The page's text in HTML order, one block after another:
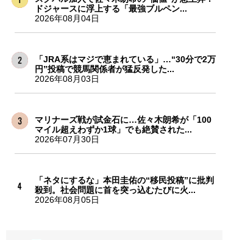
ドジャースに浮上する「最強ブルペン...
2026年08月04日
「JRA系はマジで恵まれている」…“30分で2万
円”投稿で競馬関係者が猛反発した...
2026年08月03日
マリナーズ戦が試金石に…佐々木朗希が「100
マイル超えわずか1球」でも絶賛された...
2026年07月30日
「ネタにするな」本田圭佑の“移民投稿”に批判
殺到。社会問題に首を突っ込むたびに火...
2026年08月05日